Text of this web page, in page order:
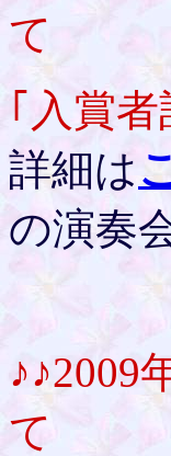
て
｢入賞
詳細は
の演奏
♪♪2009
て